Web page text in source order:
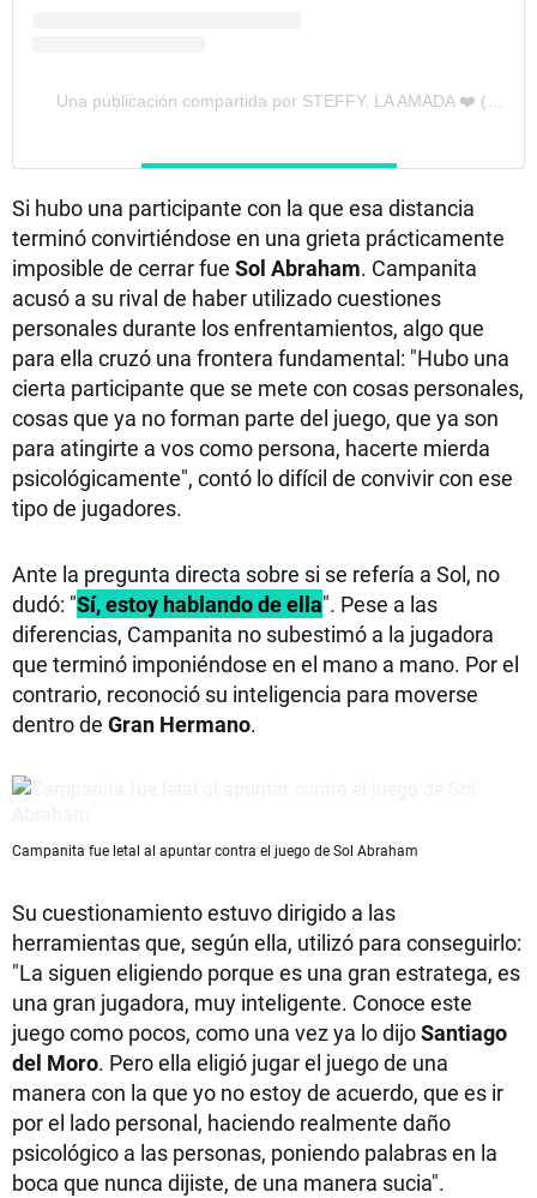
Si hubo una participante con la que esa distancia
terminó convirtiéndose en una grieta prácticamente
imposible de cerrar fue Sol Abraham. Campanita
acusó a su rival de haber utilizado cuestiones
personales durante los enfrentamientos, algo que
para ella cruzó una frontera fundamental: "Hubo una
cierta participante que se mete con cosas personales,
cosas que ya no forman parte del juego, que ya son
para atingirte a vos como persona, hacerte mierda
psicológicamente", contó lo difícil de convivir con ese
tipo de jugadores.
Ante la pregunta directa sobre si se refería a Sol, no
dudó: "Sí, estoy hablando de ella". Pese a las
diferencias, Campanita no subestimó a la jugadora
que terminó imponiéndose en el mano a mano. Por el
contrario, reconoció su inteligencia para moverse
dentro de Gran Hermano.
Campanita fue letal al apuntar contra el juego de Sol Abraham
Su cuestionamiento estuvo dirigido a las
herramientas que, según ella, utilizó para conseguirlo:
"La siguen eligiendo porque es una gran estratega, es
una gran jugadora, muy inteligente. Conoce este
juego como pocos, como una vez ya lo dijoSantiago
del Moro. Pero ella eligió jugar el juego de una
manera con la que yo no estoy de acuerdo, que es ir
por el lado personal, haciendo realmente daño
psicológico a las personas, poniendo palabras en la
boca que nunca dijiste, de una manera sucia".